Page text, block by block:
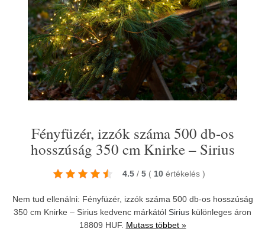
Fényfüzér, izzók száma 500 db-os
hosszúság 350 cm Knirke – Sirius
4.5 / 5 ( 10 értékelés )
Nem tud ellenálni: Fényfüzér, izzók száma 500 db-os hosszúság
350 cm Knirke – Sirius kedvenc márkától Sirius különleges áron
18809 HUF. Mutass többet »